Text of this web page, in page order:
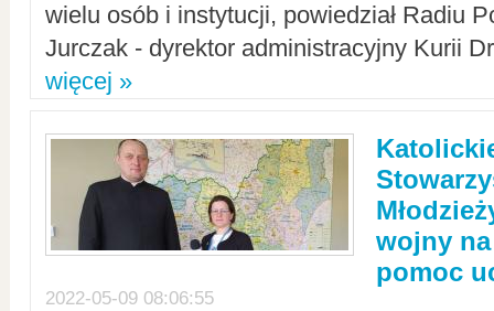
wielu osób i instytucji, powiedział Radiu
Jurczak - dyrektor administracyjny Kurii
więcej »
wojny
pomoc
2022-05-09 08:06:55